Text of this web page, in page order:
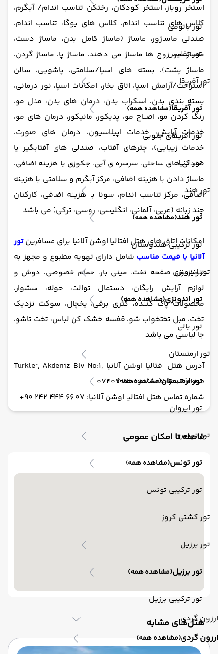
تور باتومی
تور تفلیس
تور آفریقا
تور آفریقا(مشاهده همه)
تور آفریقای جنوبی
تور کنیا
تور هند
تور هند(مشاهده همه)
تور ترکیبی هندوستان
تور اندونزی
تور اندونزی(مشاهده همه)
تور بالی
تور ارمنستان
تور ارمنستان(مشاهده همه)
تور ایروان
تور تونس
تور تونس(مشاهده همه)
تور ترکیبی تونس
تور کشتی کروز
تور برزیل
تور برزیل(مشاهده همه)
تور ترکیبی برزیل
ارزون گردی
ارزون گردی(مشاهده همه)
استخر روباز، استخر کودکان، رختکن تناسب اندام/ آبگرم،
کلاس های تناسب اندام، کلاس های یوگا، تناسب اندام،
صندلی ماساژور، ماساژ (ماساژ کامل بدن، ماساژ دست،
ماساژ سر، زوج ها ماساژ می دهند، ماساژ پا، ماساژ گردن،
ماساژ پشت)، بسته های اسپا/سلامتی، پاشویی، سالن
استراحت/آرامش اسپا، اتاق بخار، امکانات اسپا، نور درمانی،
بسته بندی بدن، اسکراب بدن، درمان های بدن، مدل مو،
رنگ کردن مو، اصلاح مو، پدیکور، مانیکور، درمان های مو،
خدمات آرایش، خدمات اپیلاسیون، درمان های صورت،
خدمات زیبایی)، چترهای آفتاب، صندلی های آفتابگیر یا
صندلی های ساحلی، سرسره ی آبی، جکوزی با هزینه اضافی،
ماساژ دادن با هزینه اضافی، مرکز آبگرم و سلامتی با هزینه
اضافی، مرکز تناسب اندام، سونا با هزینه اضافی، کارکنان
چند زبانه (عربی، آلمانی، انگلیسی، روسی، ترکی) می باشد
امکانات اتاق های هتل افتالیا اوشن آلانیا برای مسافرینتور
آلانیا با قیمت مناسب شامل دارای تهویه مطبوع و مجهز به
تلویزیون صفحه تخت، مینی بار، حمام خصوصی، دوش و
لوازم آرایش رایگان، دستمال توالت، حوله، سشوار،
محصولات پاک کننده، کتری برقی، یخچال، سوکت نزدیک
تخت، مبل تختخواب شو، قفسه خشک کن لباس، تخت تاشو،
جا لباسی می باشد
آدرس هتل افتالیا اوشن آلانیا Türkler, Akdeniz Blv No:1,
07407 Alanya/Antalya, Türkiye
شماره تماس هتل افتالیا اوشن آلانیا: 07 66 444 242 90+
فاصله تا امکان عمومی
‌هتل‌های مشابه